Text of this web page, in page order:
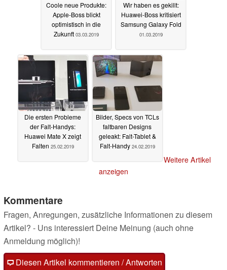
Coole neue Produkte:
Apple-Boss blickt
optimistisch in die
Zukunft 03.03.2019
Wir haben es gekillt:
Huawei-Boss kritisiert
Samsung Galaxy Fold
01.03.2019
Die ersten Probleme
der Falt-Handys:
Huawei Mate X zeigt
Falten 25.02.2019
Bilder, Specs von TCLs
faltbaren Designs
geleakt: Falt-Tablet &
Falt-Handy 24.02.2019
Weitere Artikel
anzeigen
Kommentare
Fragen, Anregungen, zusätzliche Informationen zu diesem
Artikel? - Uns interessiert Deine Meinung (auch ohne
Anmeldung möglich)!
Diesen Artikel kommentieren / Antworten